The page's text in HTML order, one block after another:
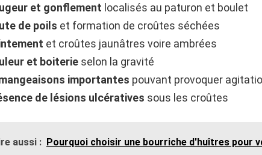
et gonflement localisés au paturon et boulet
de poils et formation de croûtes séchées
et croûtes jaunâtres voire ambrées
et boiterie selon la gravité
importantes pouvant provoquer
de lésions ulcératives sous les croûtes
aussi : Pourquoi choisir une bourriche d'huîtres pour